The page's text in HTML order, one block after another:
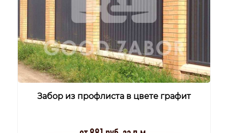
Забор из профлиста в цвете графит